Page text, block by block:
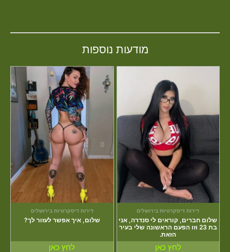
מודעות נוספות
דירות דיסקרטיות בירושלים
שלום חברים, קוראים לי סנדרה, אני
בת 23 וזו הפעם הראשונה שלי בעיר
הזאת.
לחץ כאן
דירות דיסקרטיות בירושלים
שלום, איך אפשר לעזור לך?
לחץ כאן